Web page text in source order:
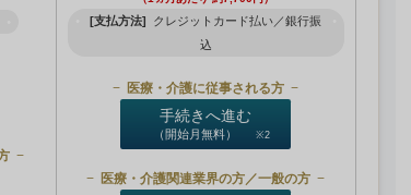
[支払方法]
クレジットカード払い／銀行振
込
医療・介護に従事される方
手続きへ進む
（開始月無料） ※2
医療・介護関連業界の方／一般の方